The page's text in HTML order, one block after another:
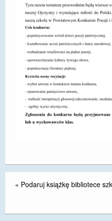
GALERIA
SPORT
DOSTĘPNOŚĆ
POLITYKA PRYWATNOŚCI
RODO
EGZAMIN ÓSMOKLASISTY
STANDARDY OCHRONY
REKRUTACJA 2026/2027
« Podaruj książkę bibliotece